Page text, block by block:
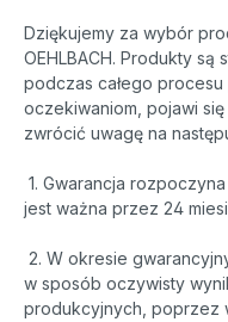
Dziękujemy za wybór
OEHLBACH. Produkty
podczas całego
oczekiwaniom, pojawi
zwrócić uwagę na
1. Gwarancja
jest ważna przez 24
2. W okresie
w sposób oczywisty
produkcyjnych, poprzez